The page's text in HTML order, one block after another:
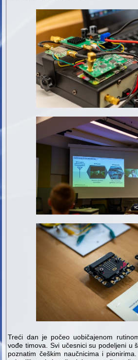
Treći dan je počeo uobičajenom
vođe timova. Svi učesnici su podeljeni u
poznatim češkim naučnicima i